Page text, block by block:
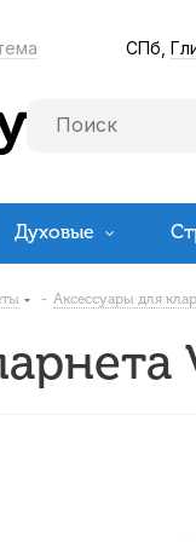
СПб,
Духовые
- Аксессуары для